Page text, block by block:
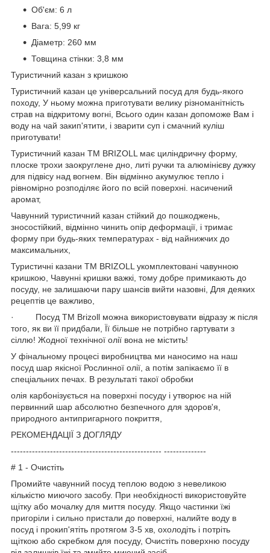
Об'єм: 6 л
Вага: 5,99 кг
Діаметр: 260 мм
Товщина стінки: 3,8 мм
Туристичний казан з кришкою
Туристичний казан це універсальний посуд для будь-якого
походу, У ньому можна приготувати велику різноманітність
страв на відкритому вогні, Всього один казан допоможе Вам і
воду на чай закип'ятити, і зварити суп і смачний куліш
приготувати!
Туристичний казан ТМ BRIZOLL має циліндричну форму,
плоске трохи заокруглене дно, литі ручки та алюмінієву дужку
для підвісу над вогнем. Він відмінно акумулює тепло і
рівномірно розподіляє його по всій поверхні. насичений
аромат,
Чавунний туристичний казан стійкий до пошкоджень,
зносостійкий, відмінно чинить опір деформації, і тримає
форму при будь-яких температурах - від найнижчих до
максимальних,
Туристичні казани ТМ BRIZOLL укомплектовані чавунною
кришкою, Чавунні кришки важкі, тому добре примикають до
посуду, не залишаючи пару шансів вийти назовні, Для деяких
рецептів це важливо,
· Посуд ТМ Brizoll можна використовувати відразу ж після
того, як ви її придбали, Її більше не потрібно гартувати з
сіллю! Жодної технічної олії вона не містить!
У фінальному процесі виробництва ми наносимо на наш
посуд шар якісної Рослинної олії, а потім запікаємо її в
спеціальних печах. В результаті такої обробки
олія карбонізується на поверхні посуду і утворює на ній
первинний шар абсолютно безпечного для здоров'я,
природного антипригарного покриття,
РЕКОМЕНДАЦІЇ З ДОГЛЯДУ
-------------------------------------------------- --------------
# 1 - Очистіть
Промийте чавунний посуд теплою водою з невеликою
кількістю миючого засобу. При необхідності використовуйте
щітку або мочалку для миття посуду. Якщо частинки їжі
пригоріли і сильно пристали до поверхні, налийте воду в
посуд і прокип'ятіть протягом 3-5 хв, охолодіть і потріть
щіткою або скребком для посуду, Очистіть поверхню посуду